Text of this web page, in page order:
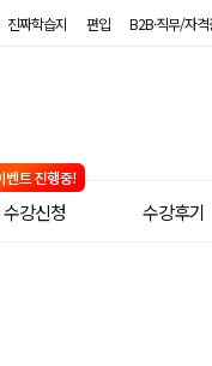
진짜학습지 편입 B2B·직무/자격
수강신청 수강후기